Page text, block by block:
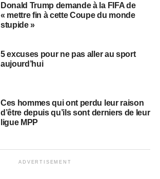
Donald Trump demande à la FIFA de
« mettre fin à cette Coupe du monde
stupide »
5 excuses pour ne pas aller au sport
aujourd’hui
Ces hommes qui ont perdu leur raison
d’être depuis qu’ils sont derniers de leur
ligue MPP
ADVERTISEMENT